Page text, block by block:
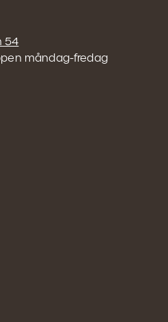
54
måndag-fredag